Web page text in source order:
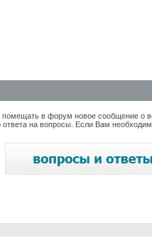
в форум новое сообщение о
на вопросы. Если Вам